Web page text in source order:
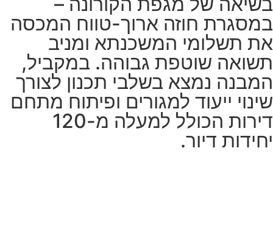
במסגרת חוזה ארוך-טווח המכסה
את תשלומי המשכנתא ומניב
תשואה שוטפת גבוהה. במקביל,
המבנה נמצא בשלבי תכנון לצורך
שינוי ייעוד למגורים ופיתוח מתחם
דירות הכולל למעלה מ-120
יחידות דיור.